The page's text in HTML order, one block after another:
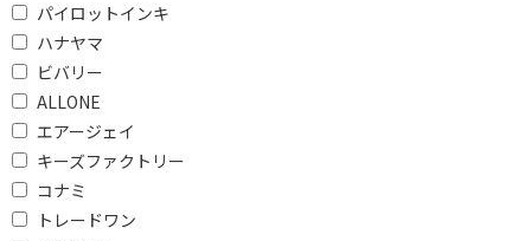
パイロットインキ
ハナヤマ
ビバリー
ALLONE
エアージェイ
キーズファクトリー
コナミ
トレードワン